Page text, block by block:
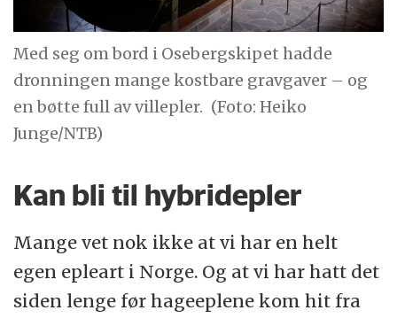
Med seg om bord i Osebergskipet hadde
dronningen mange kostbare gravgaver – og
en bøtte full av villepler. (Foto: Heiko
Junge/NTB)
Kan bli til hybridepler
Mange vet nok ikke at vi har en helt
egen epleart i Norge. Og at vi har hatt det
siden lenge før hageeplene kom hit fra